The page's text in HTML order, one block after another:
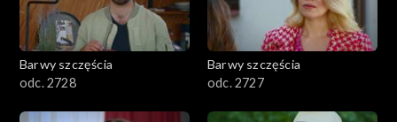
Barwy szczęścia
odc. 2728
Barwy szczęścia
odc. 2727